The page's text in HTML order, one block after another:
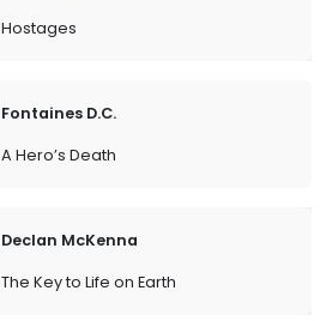
Hostages
Fontaines D.C.
A Hero’s Death
Declan McKenna
The Key to Life on Earth